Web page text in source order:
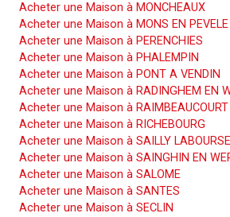
Acheter une Maison à MONCHEAUX
Acheter une Maison à MONS EN PEVELE
Acheter une Maison à PERENCHIES
Acheter une Maison à PHALEMPIN
Acheter une Maison à PONT A VENDIN
Acheter une Maison à RADINGHEM EN
Acheter une Maison à RAIMBEAUCOURT
Acheter une Maison à RICHEBOURG
Acheter une Maison à SAILLY LABOURSE
Acheter une Maison à SAINGHIN EN
Acheter une Maison à SALOME
Acheter une Maison à SANTES
Acheter une Maison à SECLIN